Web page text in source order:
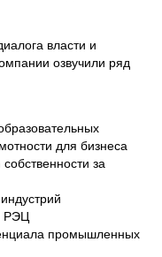
власти и
озвучили ряд
для бизнеса
за
РЭЦ
промышленных